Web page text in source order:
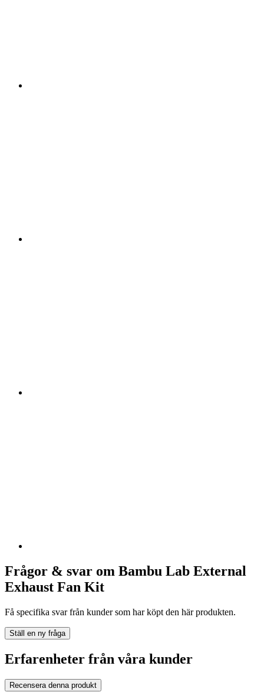
Frågor & svar om Bambu Lab External
Exhaust Fan Kit
Få specifika svar från kunder som har köpt den här produkten.
Ställ en ny fråga
Erfarenheter från våra kunder
Recensera denna produkt